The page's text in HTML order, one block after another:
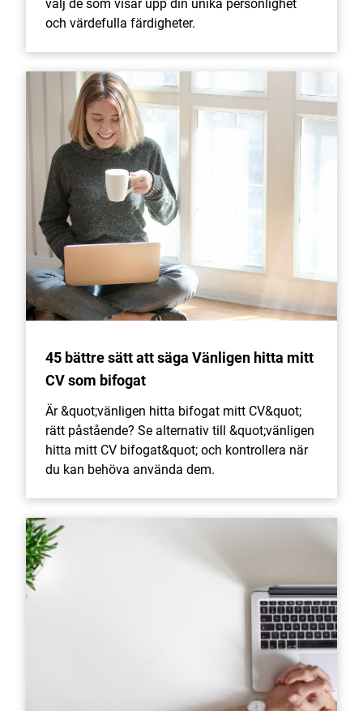
och värdefulla färdigheter.
45 bättre sätt att säga Vänligen hitta mitt
CV som bifogat
Är &quot;vänligen hitta bifogat mitt CV&quot;
rätt påstående? Se alternativ till &quot;vänligen
hitta mitt CV bifogat&quot; och kontrollera när
du kan behöva använda dem.